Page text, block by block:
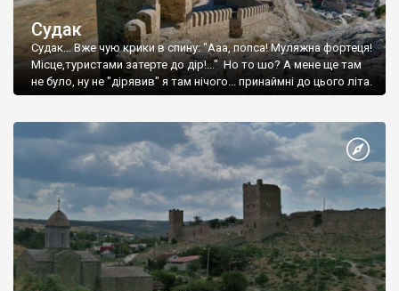
Судак
Судак... Вже чую крики в спину: "Ааа, попса! Муляжна фортеця!
Місце,туристами затерте до дір!..." Но то шо? А мене ще там
не було, ну не "дірявив" я там нічого... принаймні до цього літа.